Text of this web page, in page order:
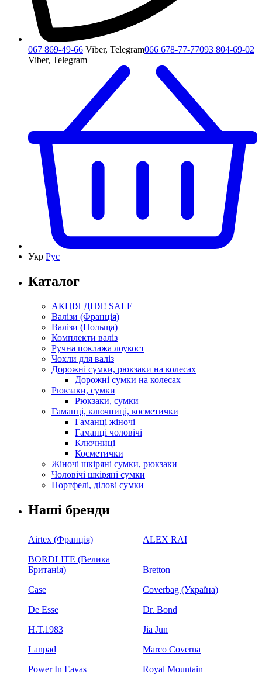
067 869-49-66 Viber, Telegram066 678-77-77093 804-69-02
Viber, Telegram
Укр Рус
Каталог
АКЦІЯ ДНЯ! SALE
Валізи (Франція)
Валізи (Польща)
Комплекти валіз
Ручна поклажа лоукост
Чохли для валіз
Дорожні сумки, рюкзаки на колесах
Дорожні сумки на колесах
Рюкзаки, сумки
Рюкзаки, сумки
Гаманці, ключниці, косметички
Гаманці жіночі
Гаманці чоловічі
Ключниці
Косметички
Жіночі шкіряні сумки, рюкзаки
Чоловічі шкіряні сумки
Портфелі, ділові сумки
Наші бренди
Airtex (Франція)
ALEX RAI
BORDLITE (Велика
Британія)
Bretton
Case
Coverbag (Україна)
De Esse
Dr. Bond
H.Т.1983
Jia Jun
Lanpad
Marco Coverna
Power In Eavas
Royal Mountain